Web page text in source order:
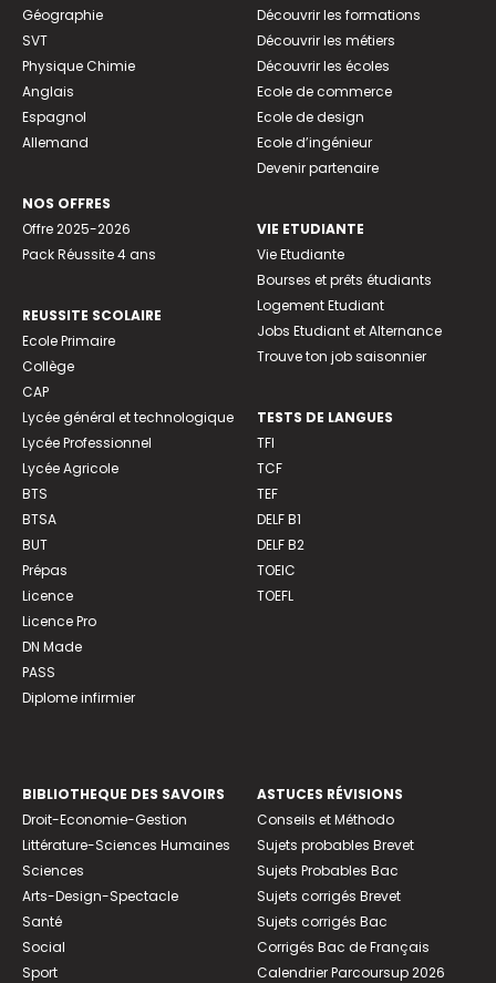
Géographie
SVT
Physique Chimie
Anglais
Espagnol
Allemand
NOS OFFRES
Offre 2025-2026
Pack Réussite 4 ans
REUSSITE SCOLAIRE
Ecole Primaire
Collège
CAP
Lycée général et technologique
Lycée Professionnel
Lycée Agricole
BTS
BTSA
BUT
Prépas
Licence
Licence Pro
DN Made
PASS
Diplome infirmier
Découvrir les formations
Découvrir les métiers
Découvrir les écoles
Ecole de commerce
Ecole de design
Ecole d’ingénieur
Devenir partenaire
VIE ETUDIANTE
Vie Etudiante
Bourses et prêts étudiants
Logement Etudiant
Jobs Etudiant et Alternance
Trouve ton job saisonnier
TESTS DE LANGUES
TFI
TCF
TEF
DELF B1
DELF B2
TOEIC
TOEFL
BIBLIOTHEQUE DES SAVOIRS
Droit-Economie-Gestion
Littérature-Sciences Humaines
Sciences
Arts-Design-Spectacle
Santé
Social
Sport
ASTUCES RÉVISIONS
Conseils et Méthodo
Sujets probables Brevet
Sujets Probables Bac
Sujets corrigés Brevet
Sujets corrigés Bac
Corrigés Bac de Français
Calendrier Parcoursup 2026